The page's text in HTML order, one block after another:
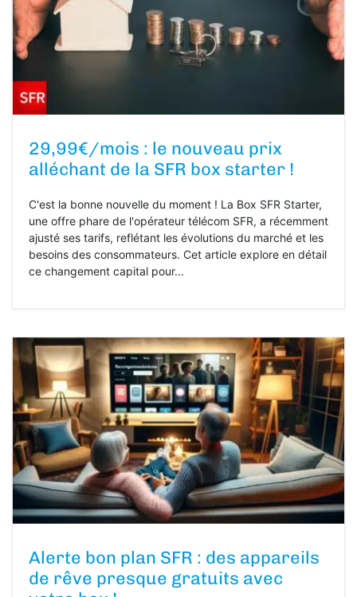
29,99€/mois : le nouveau prix
alléchant de la SFR box starter !
C'est la bonne nouvelle du moment ! La Box SFR Starter,
une offre phare de l'opérateur télécom SFR, a récemment
ajusté ses tarifs, reflétant les évolutions du marché et les
besoins des consommateurs. Cet article explore en détail
ce changement capital pour...
Alerte bon plan SFR : des appareils
de rêve presque gratuits avec